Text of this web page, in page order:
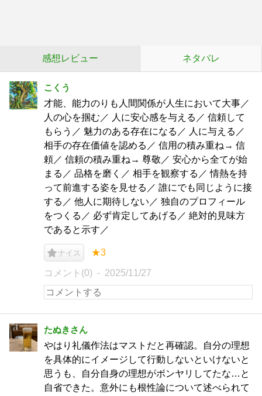
感想レビュー ネタバレ
こくう
才能、能力のりも人間関係が人生において大事／
人の心を掴む／ 人に安心感を与える／ 信頼して
もらう／ 魅力のある存在になる／ 人に与える／
相手の存在価値を認める／ 信用の積み重ね→ 信
頼／ 信頼の積み重ね→ 尊敬／ 安心から全てが始
まる／ 品格を磨く／ 相手を観察する／ 情熱を持
って前進する姿を見せる／ 誰にでも同じように接
する／ 他人に期待しない／ 独自のプロフィール
をつくる／ 必ず肯定してあげる／ 絶対的見味方
であると示す／
ナイス ★3
コメント(0) 2025/11/27
たぬきさん
やはり礼儀作法はマストだと再確認。自分の理想
を具体的にイメージして行動しないといけないと
思うも、自分自身の理想がボンヤリしてたな…と
自省できた。意外にも根性論について述べられて